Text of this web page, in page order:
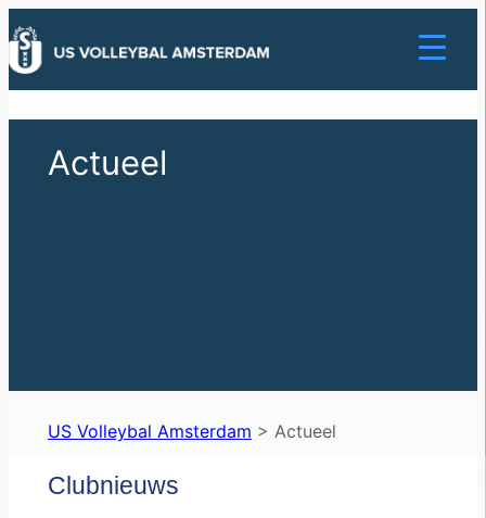
Ga
naar
de
Actueel
US Volleybal Amsterdam > Actueel
Clubnieuws